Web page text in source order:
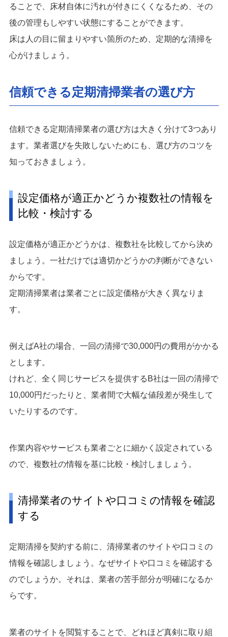
ることで、床材自体に汚れが付きにくくなるため、その
後の管理もしやすい状態にすることができます。
床は人の目に留まりやすい箇所のため、定期的な清掃を
心がけましょう。
信頼できる定期清掃業者の選び方
信頼できる定期清掃業者の選び方は大きく分けて3つあり
ます。業者選びを失敗しないためにも、選び方のコツを
知っておきましょう。
設定価格が適正かどうか複数社の情報を
比較・検討する
設定価格が適正かどうかは、複数社を比較してから決め
ましょう。一社だけでは適切かどうかの判断ができない
からです。
定期清掃業者は業者ごとに設定価格が大きく異なりま
す。
例えばA社の場合、一回の清掃で30,000円の費用がかかる
とします。
けれど、全く同じサービスを提供するB社は一回の清掃で
10,000円だったりと、業者間で大幅な値段差が発生して
いたりするのです。
作業内容やサービスも業者ごとに細かく設定されている
ので、複数社の情報を基に比較・検討しましょう。
清掃業者のサイトや口コミの情報を確認
する
定期清掃を契約する前に、清掃業者のサイトや口コミの
情報を確認しましょう。なぜサイトや口コミを確認する
のでしょうか。それは、業者の苦手部分が明確になるか
らです。
業者のサイトを閲覧することで、どれほど真剣に取り組